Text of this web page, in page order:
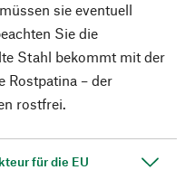
sie eventuell
Sie die
Stahl bekommt mit der
Rostpatina – der
rostfrei.
für die EU